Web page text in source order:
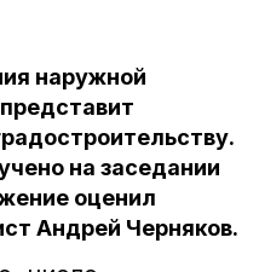
наружной
на заседании
оценил
Андрей Черняков.